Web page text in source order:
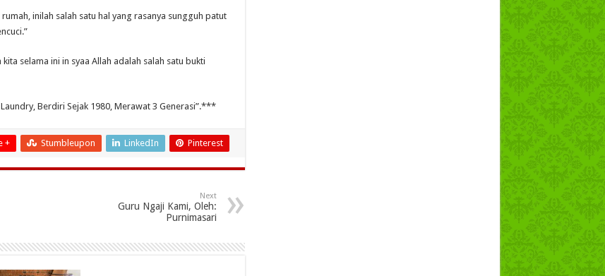
inilah salah satu hal yang rasanya sungguh patut
selama ini in syaa Allah adalah salah satu bukti
Berdiri Sejak 1980, Merawat 3 Generasi”.***
+ Stumbleupon LinkedIn Pinterest
Next
Guru Ngaji Kami, Oleh:
Purnimasari